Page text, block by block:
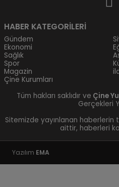
HABER KATEGORİLERİ
Gündem
Ekonomi
Sağlık
Spor
Magazin
Çine Kurumları
Tüm hakları saklıdır ve Çine
Gerçekleri
Sitemizde yayınlanan haberlerin
aittir, haberleri
Yazılım EMA